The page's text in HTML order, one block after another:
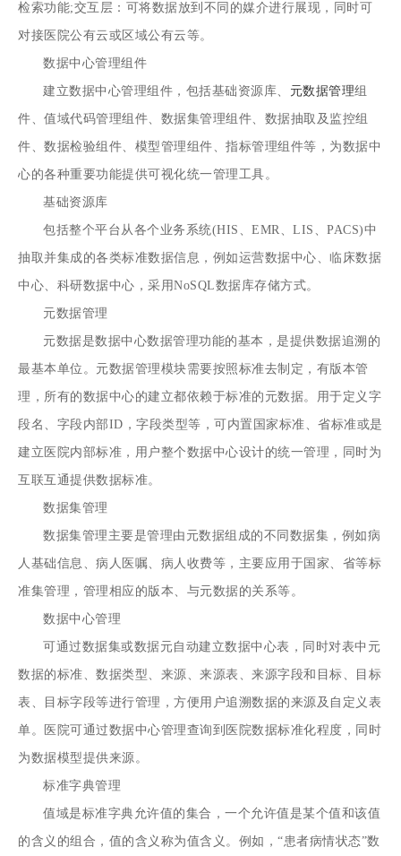
检索功能;交互层：可将数据放到不同的媒介进行展现，同时可
对接医院公有云或区域公有云等。
数据中心管理组件
建立数据中心管理组件，包括基础资源库、 元数据管理组
件、值域代码管理组件、数据集管理组件、数据抽取及监控组
件、数据检验组件、模型管理组件、指标管理组件等，为数据中
心的各种重要功能提供可视化统一管理工具。
基础资源库
包括整个平台从各个业务系统(HIS、EMR、LIS、PACS)中
抽取并集成的各类标准数据信息，例如运营数据中心、临床数据
中心、科研数据中心，采用NoSQL数据库存储方式。
元数据管理
元数据是数据中心数据管理功能的基本，是提供数据追溯的
最基本单位。元数据管理模块需要按照标准去制定，有版本管
理，所有的数据中心的建立都依赖于标准的元数据。用于定义字
段名、字段内部ID，字段类型等，可内置国家标准、省标准或是
建立医院内部标准，用户整个数据中心设计的统一管理，同时为
互联互通提供数据标准。
数据集管理
数据集管理主要是管理由元数据组成的不同数据集，例如病
人基础信息、病人医嘱、病人收费等，主要应用于国家、省等标
准集管理，管理相应的版本、与元数据的关系等。
数据中心管理
可通过数据集或数据元自动建立数据中心表，同时对表中元
数据的标准、数据类型、来源、来源表、来源字段和目标、目标
表、目标字段等进行管理，方便用户追溯数据的来源及自定义表
单。医院可通过数据中心管理查询到医院数据标准化程度，同时
为数据模型提供来源。
标准字典管理
值域是标准字典允许值的集合，一个允许值是某个值和该值
的含义的组合，值的含义称为值含义。例如，“患者病情状态”数